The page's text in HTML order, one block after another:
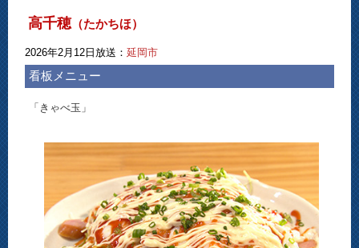
高千穂（たかちほ）
2026年2月12日放送：延岡市
看板メニュー
「きゃべ玉」